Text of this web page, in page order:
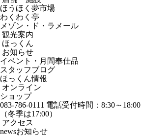
ほうほく夢市場
わくわく亭
メゾン・ド・ラメール
観光案内
ほっくん
お知らせ
イベント・月間奉仕品
スタッフブログ
ほっくん情報
オンライン
ショップ
083-786-0111 電話受付時間：8:30～18:00
（冬季は17:00）
アクセス
newsお知らせ